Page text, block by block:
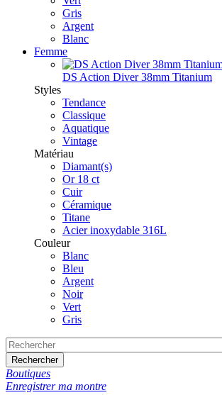
Gris
Argent
Blanc
Femme
DS Action Diver 38mm Titanium
Styles
Tendance
Classique
Aquatique
Vintage
Matériau
Diamant(s)
Or 18 ct
Cuir
Céramique
Titane
Acier inoxydable 316L
Couleur
Blanc
Bleu
Argent
Noir
Vert
Gris
Rechercher
Boutiques
Enregistrer ma montre